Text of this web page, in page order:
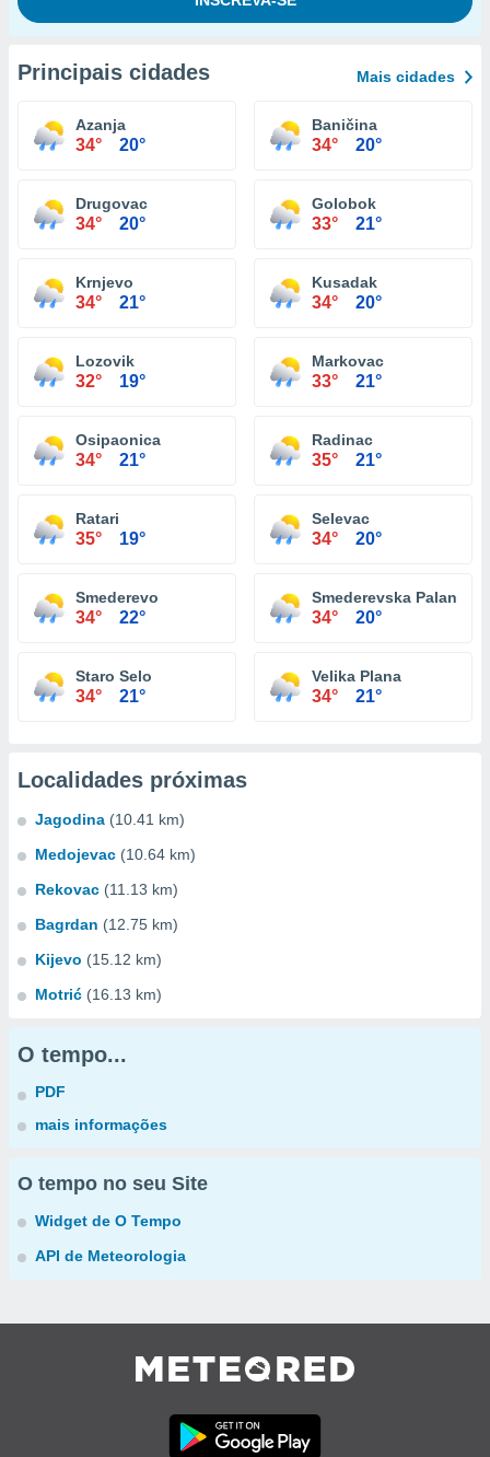
Principais cidades Mais cidades
Azanja
34° 20°
Baničina
34° 20°
Drugovac
34° 20°
Golobok
33° 21°
Krnjevo
34° 21°
Kusadak
34° 20°
Lozovik
32° 19°
Markovac
33° 21°
Osipaonica
34° 21°
Radinac
35° 21°
Ratari
35° 19°
Selevac
34° 20°
Smederevo
34° 22°
Smederevska Palanka
34° 20°
Staro Selo
34° 21°
Velika Plana
34° 21°
Localidades próximas
Jagodina (10.41 km)
Medojevac (10.64 km)
Rekovac (11.13 km)
Bagrdan (12.75 km)
Kijevo (15.12 km)
Motrić (16.13 km)
O tempo...
PDF
mais informações
O tempo no seu Site
Widget de O Tempo
API de Meteorologia